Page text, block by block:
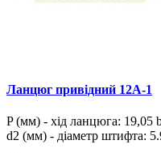
Ланцюг привідний 12A-1
P (мм) - хід ланцюга:
d2 (мм) - діаметр штифта: